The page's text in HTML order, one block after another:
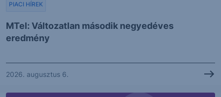
MTel: Változatlan második negyedéves
eredmény
PIACI HÍREK
2026. augusztus 6.